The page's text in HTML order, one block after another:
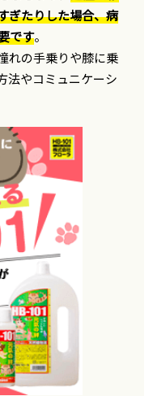
ぎたりした場合、病
です。
れの手乗りや膝に乗
法やコミュニケーシ